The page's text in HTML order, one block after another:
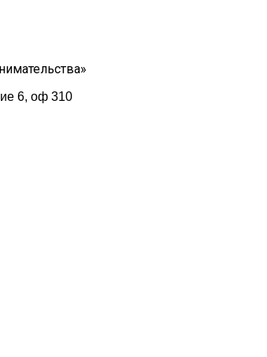
6, оф 310